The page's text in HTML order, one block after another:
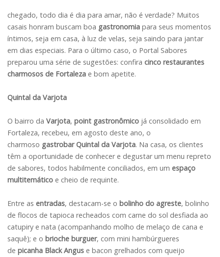
chegado, todo dia é dia para amar, não é verdade? Muitos
casais honram buscam boa gastronomia para seus momentos
íntimos, seja em casa, à luz de velas, seja saindo para jantar
em dias especiais. Para o último caso, o Portal Sabores
preparou uma série de sugestões: confira cinco restaurantes
charmosos de Fortaleza e bom apetite.
Quintal da Varjota
O bairro da Varjota, point gastronômico já consolidado em
Fortaleza, recebeu, em agosto deste ano, o
charmoso gastrobar Quintal da Varjota. Na casa, os clientes
têm a oportunidade de conhecer e degustar um menu repreto
de sabores, todos habilmente conciliados, em um espaço
multitemático e cheio de requinte.
Entre as entradas, destacam-se o bolinho do agreste, bolinho
de flocos de tapioca recheados com carne do sol desfiada ao
catupiry e nata (acompanhando molho de melaço de cana e
saquê); e o brioche burguer, com mini hambúrgueres
de picanha Black Angus e bacon grelhados com queijo